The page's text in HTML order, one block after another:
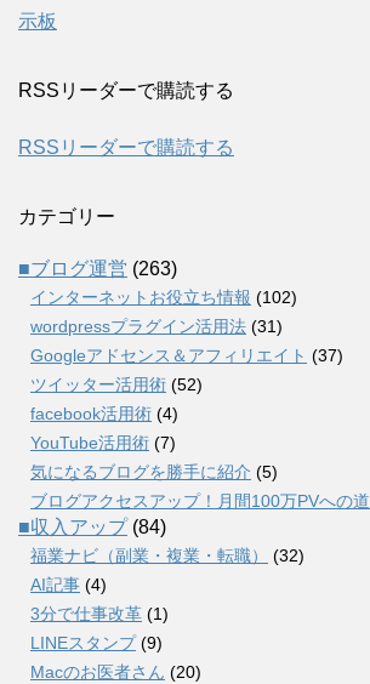
示板
RSSリーダーで購読する
RSSリーダーで購読する
カテゴリー
■ブログ運営 (263)
インターネットお役立ち情報 (102)
wordpressプラグイン活用法 (31)
Googleアドセンス＆アフィリエイト (37)
ツイッター活用術 (52)
facebook活用術 (4)
YouTube活用術 (7)
気になるブログを勝手に紹介 (5)
ブログアクセスアップ！月間100万PVへの道
■収入アップ(84)
福業ナビ（副業・複業・転職）
(32)
AI記事 (4)
3分で仕事改革 (1)
LINEスタンプ(9)
Macのお医者さん (20)